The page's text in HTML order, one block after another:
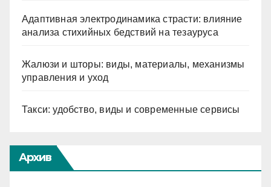
Адаптивная электродинамика страсти: влияние
анализа стихийных бедствий на тезауруса
Жалюзи и шторы: виды, материалы, механизмы
управления и уход
Такси: удобство, виды и современные сервисы
Архив